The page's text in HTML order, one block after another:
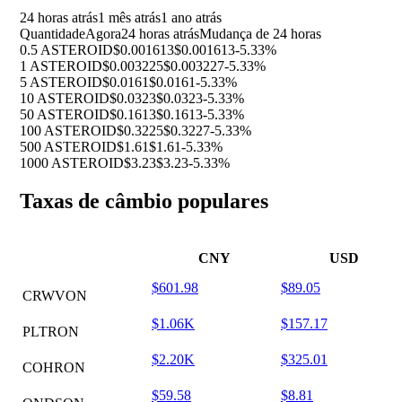
24 horas atrás1 mês atrás1 ano atrás
QuantidadeAgora24 horas atrásMudança de 24 horas
0.5 ASTEROID$0.001613$0.001613-5.33%
1 ASTEROID$0.003225$0.003227-5.33%
5 ASTEROID$0.0161$0.0161-5.33%
10 ASTEROID$0.0323$0.0323-5.33%
50 ASTEROID$0.1613$0.1613-5.33%
100 ASTEROID$0.3225$0.3227-5.33%
500 ASTEROID$1.61$1.61-5.33%
1000 ASTEROID$3.23$3.23-5.33%
Taxas de câmbio populares
CNY USD
CRWVON
$601.98 $89.05
PLTRON
$1.06K $157.17
COHRON
$2.20K $325.01
$59.58 $8.81